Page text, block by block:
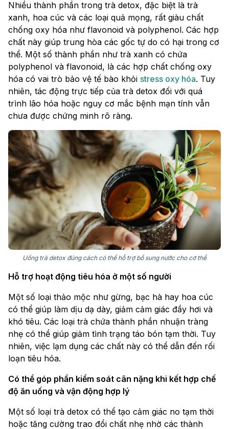
Nhiều thành phần trong trà detox, đặc biệt là trà
xanh, hoa cúc và các loại quả mọng, rất giàu chất
chống oxy hóa như flavonoid và polyphenol. Các hợp
chất này giúp trung hòa các gốc tự do có hại trong cơ
thể. Một số thành phần như trà xanh có chứa
polyphenol và flavonoid, là các hợp chất chống oxy
hóa có vai trò bảo vệ tế bào khỏi stress oxy hóa. Tuy
nhiên, tác động trực tiếp của trà detox đối với quá
trình lão hóa hoặc nguy cơ mắc bệnh mạn tính vẫn
chưa được chứng minh rõ ràng.
Uống trà detox đúng cách có thể hỗ trợ bổ sung nước cho cơ thể
Hỗ trợ hoạt động tiêu hóa ở một số người
Một số loại thảo mộc như gừng, bạc hà hay hoa cúc
có thể giúp làm dịu dạ dày, giảm cảm giác đầy hơi và
khó tiêu. Các loại trà chứa thành phần nhuận tràng
nhẹ có thể giúp giảm tình trạng táo bón tạm thời. Tuy
nhiên, việc lạm dụng các chất này có thể dẫn đến rối
loạn tiêu hóa.
Có thể góp phần kiểm soát cân nặng khi kết hợp chế
độ ăn uống và vận động hợp lý
Một số loại trà detox có thể tạo cảm giác no tạm thời
hoặc tăng cường trao đổi chất nhẹ nhờ các thành